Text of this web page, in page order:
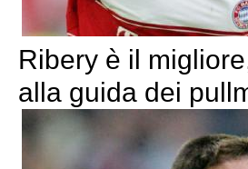
Ribery è il
alla guida dei